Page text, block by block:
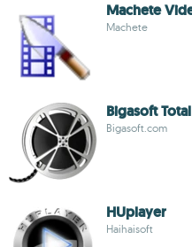
Machete
Machete
Bigasoft
Bigasoft.com
HUplayer
Haihaisoft